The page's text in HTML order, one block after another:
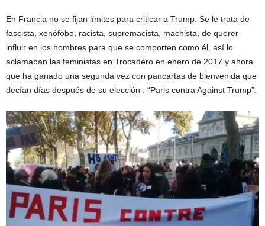
En Francia no se fijan límites para criticar a Trump. Se le trata de
fascista, xenófobo, racista, supremacista, machista, de querer
influir en los hombres para que se comporten como él, así lo
aclamaban las feministas en Trocadéro en enero de 2017 y ahora
que ha ganado una segunda vez con pancartas de bienvenida que
decían días después de su elección : “Paris contra Against Trump”.